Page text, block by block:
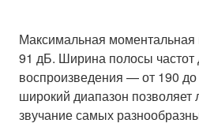
Максимальная моментальная
91 дБ. Ширина полосы частот
воспроизведения — от 190
широкий диапазон позволяет
звучание самых